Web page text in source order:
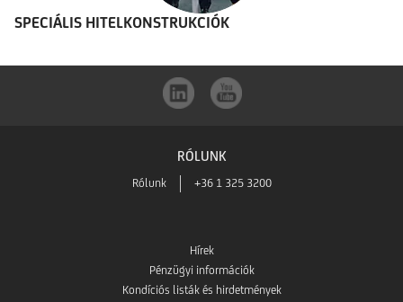
SPECIÁLIS HITELKONSTRUKCIÓK
RÓLUNK
Rólunk +36 1 325 3200
Hírek
Pénzügyi információk
Kondíciós listák és hirdetmények